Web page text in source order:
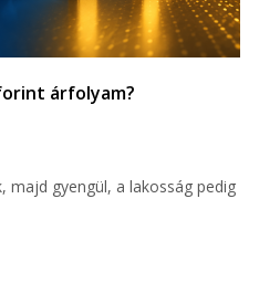
árfolyam?
majd gyengül, a lakosság pedig